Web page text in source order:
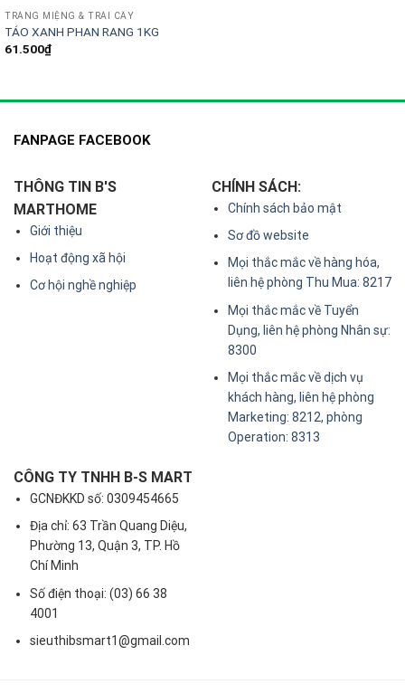
TRÁNG MIỆNG & TRÁI CÂY
TÁO XANH PHAN RANG 1KG
61.500₫
FANPAGE FACEBOOK
THÔNG TIN B'S
MARTHOME
Giới thiệu
Hoạt động xã hội
Cơ hội nghề nghiệp
CHÍNH SÁCH:
Chính sách bảo mật
Sơ đồ website
Mọi thắc mắc về hàng hóa,
liên hệ phòng Thu Mua: 8217
Mọi thắc mắc về Tuyển
Dụng, liên hệ phòng Nhân sự:
8300
Mọi thắc mắc về dịch vụ
khách hàng, liên hệ phòng
Marketing: 8212, phòng
Operation: 8313
CÔNG TY TNHH B-S MART
GCNĐKKD số: 0309454665
Địa chỉ: 63 Trần Quang Diệu,
Phường 13, Quận 3, TP. Hồ
Chí Minh
Số điện thoại: (03) 66 38
4001
sieuthibsmart1@gmail.com